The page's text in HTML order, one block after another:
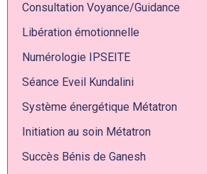
Consultation Voyance/Guidance
Libération émotionnelle
Numérologie IPSEITE
Séance Eveil Kundalini
Système énergétique Métatron
Initiation au soin Métatron
Succès Bénis de Ganesh